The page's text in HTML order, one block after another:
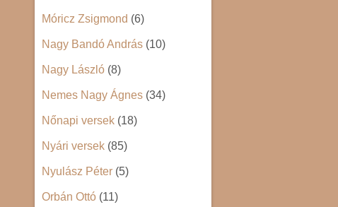
Móricz Zsigmond (6)
Nagy Bandó András (10)
Nagy László (8)
Nemes Nagy Ágnes (34)
Nőnapi versek (18)
Nyári versek (85)
Nyulász Péter (5)
Orbán Ottó (11)